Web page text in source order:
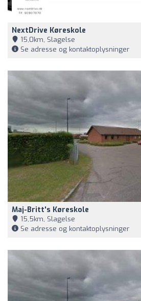
NextDrive Køreskole
15,0km, Slagelse
Se adresse og kontaktoplysninger
Maj-Britt's Køreskole
15,5km, Slagelse
Se adresse og kontaktoplysninger